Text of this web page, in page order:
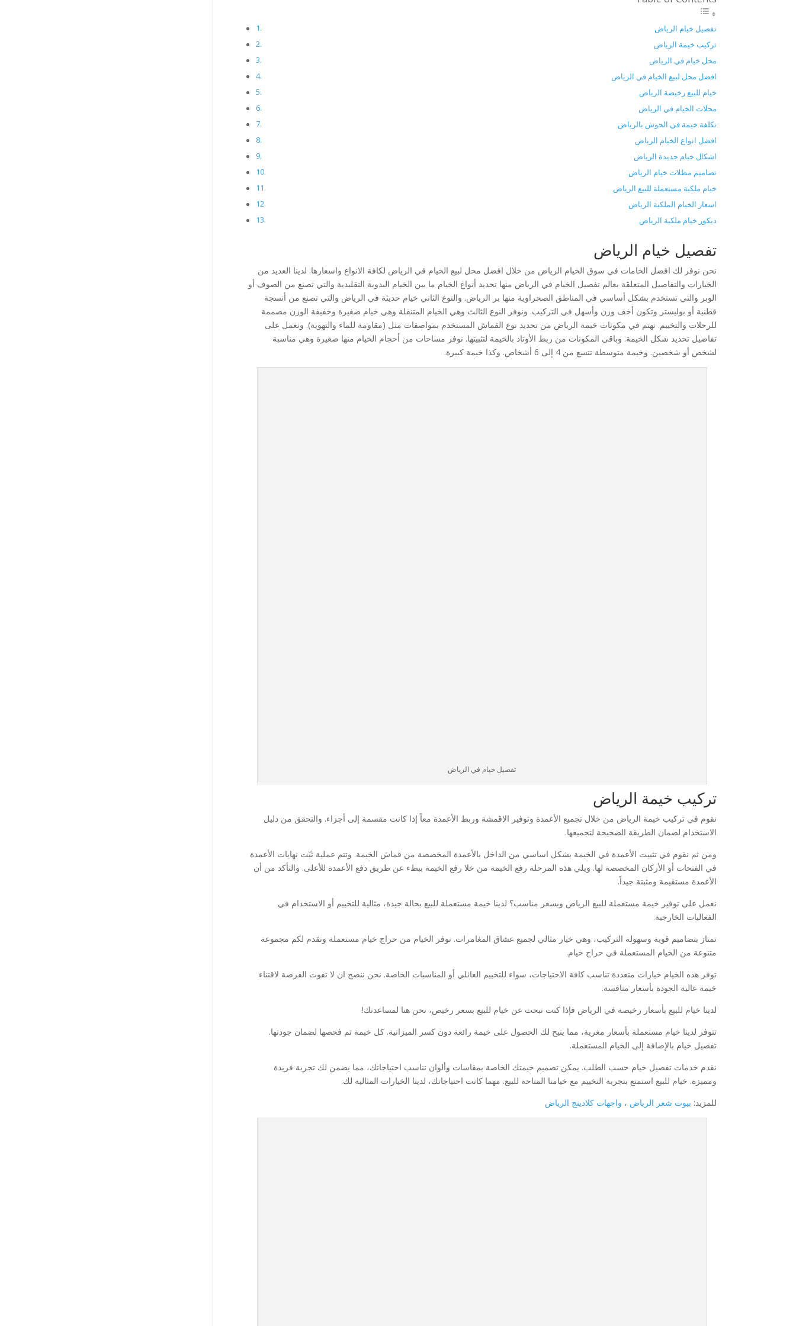
تفصيل خيام الرياض
تركيب خيمة الرياض
محل خيام في الرياض
افضل محل لبيع الخيام في الرياض
خيام للبيع رخيصة الرياض
محلات الخيام في الرياض
تكلفة خيمة في الحوش بالرياض
افضل انواع الخيام الرياض
اشكال خيام جديدة الرياض
تصاميم مظلات خيام الرياض
خيام ملكية مستعملة للبيع الرياض
اسعار الخيام الملكية الرياض
ديكور خيام ملكية الرياض
تفصيل خيام الرياض
نحن نوفر لك افضل الخامات في سوق الخيام الرياض من خلال افضل محل لبيع الخيام في الرياض لكافة الانواع واسعارها. لدينا العديد من
الخيارات والتفاصيل المتعلقة بعالم تفصيل الخيام في الرياض منها تحديد أنواع الخيام ما بين الخيام البدوية التقليدية والتي تصنع من الصوف أو
الوبر والتي تستخدم بشكل أساسي في المناطق الصحراوية منها بر الرياض. والنوع الثاني خيام حديثة في الرياض والتي تصنع من أنسجة
قطنية أو بوليستر وتكون أخف وزن وأسهل في التركيب. ونوفر النوع الثالث وهي الخيام المتنقلة وهي خيام صغيرة وخفيفة الوزن مصممة
للرحلات والتخييم. نهتم في مكونات خيمة الرياض من تحديد نوع القماش المستخدم بمواصفات مثل (مقاومة للماء والتهوية). ونعمل على
تفاصيل تحديد شكل الخيمة. وباقي المكونات من ربط الأوتاد بالخيمة لتثبيتها. نوفر مساحات من أحجام الخيام منها صغيرة وهي مناسبة
لشخص أو شخصين. وخيمة متوسطة تتسع من 4 إلى 6 أشخاص. وكذا خيمة كبيرة.
تفصيل خيام في الرياض
تركيب خيمة الرياض
نقوم في تركيب خيمة الرياض من خلال تجميع الأعمدة وتوفير الاقمشة وربط الأعمدة معاً إذا كانت مقسمة إلى أجزاء. والتحقق من دليل
الاستخدام لضمان الطريقة الصحيحة لتجميعها.
ومن ثم نقوم في تثبيت الأعمدة في الخيمة بشكل اساسي من الداخل بالأعمدة المخصصة من قماش الخيمة. وتتم عملية ثبّت نهايات الأعمدة
في الفتحات أو الأركان المخصصة لها. ويلي هذه المرحلة رفع الخيمة من خلا رفع الخيمة ببطء عن طريق دفع الأعمدة للأعلى. والتأكد من أن
الأعمدة مستقيمة ومثبتة جيداً.
نعمل على توفير خيمة مستعملة للبيع الرياض وبسعر مناسب؟ لدينا خيمة مستعملة للبيع بحالة جيدة، مثالية للتخييم أو الاستخدام في
الفعاليات الخارجية.
تمتاز بتصاميم قوية وسهولة التركيب، وهي خيار مثالي لجميع عشاق المغامرات. نوفر الخيام من حراج خيام مستعملة ونقدم لكم مجموعة
متنوعة من الخيام المستعملة في حراج خيام.
توفر هذه الخيام خيارات متعددة تناسب كافة الاحتياجات، سواء للتخييم العائلي أو المناسبات الخاصة. نحن ننصح ان لا تفوت الفرصة لاقتناء
خيمة عالية الجودة بأسعار منافسة.
لدينا خيام للبيع بأسعار رخيصة في الرياض فإذا كنت تبحث عن خيام للبيع بسعر رخيص، نحن هنا لمساعدتك!
تتوفر لدينا خيام مستعملة بأسعار مغرية، مما يتيح لك الحصول على خيمة رائعة دون كسر الميزانية. كل خيمة تم فحصها لضمان جودتها.
تفصيل خيام بالإضافة إلى الخيام المستعملة.
نقدم خدمات تفصيل خيام حسب الطلب. يمكن تصميم خيمتك الخاصة بمقاسات وألوان تناسب احتياجاتك، مما يضمن لك تجربة فريدة
ومميزة. خيام للبيع استمتع بتجربة التخييم مع خيامنا المتاحة للبيع. مهما كانت احتياجاتك، لدينا الخيارات المثالية لك.
للمزيد: بيوت شعر الرياض ، واجهات كلادينج الرياض